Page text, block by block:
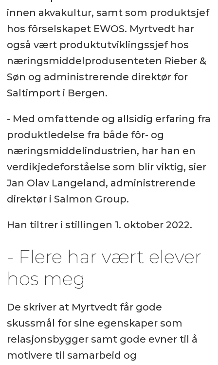
innen akvakultur, samt som produktsjef
hos fôrselskapet EWOS. Myrtvedt har
også vært produktutviklingssjef hos
næringsmiddelprodusenteten Rieber &
Søn og administrerende direktør for
Saltimport i Bergen.
- Med omfattende og allsidig erfaring fra
produktledelse fra både fôr- og
næringsmiddelindustrien, har han en
verdikjedeforståelse som blir viktig, sier
Jan Olav Langeland, administrerende
direktør i Salmon Group.
Han tiltrer i stillingen 1. oktober 2022.
- Flere har vært elever
hos meg
De skriver at Myrtvedt får gode
skussmål for sine egenskaper som
relasjonsbygger samt gode evner til å
motivere til samarbeid og